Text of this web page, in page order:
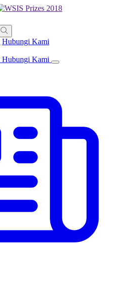
Hubungi Kami
Hubungi Kami